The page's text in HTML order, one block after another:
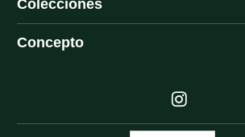
Colecciones
Concepto